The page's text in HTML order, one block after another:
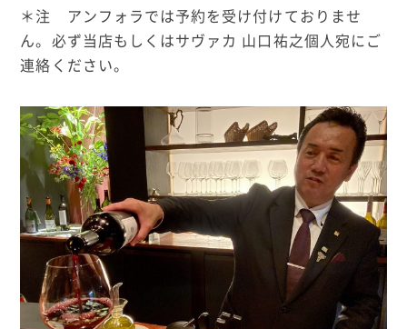
＊注 アンフォラでは予約を受け付けておりませ
ん。必ず当店もしくはサヴァカ 山口祐之個人宛にご
連絡ください。